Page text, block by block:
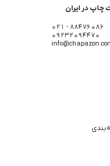
در ایران
88476086 - 021
09232094470